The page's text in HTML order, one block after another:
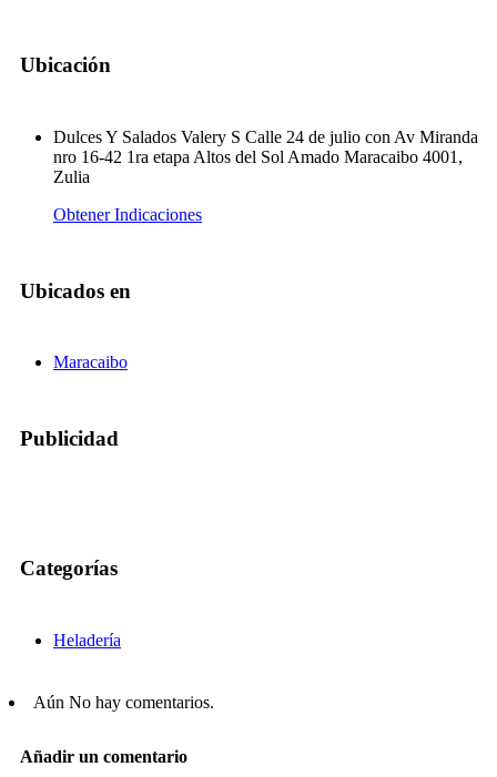
Ubicación
Dulces Y Salados Valery S Calle 24 de julio con Av Miranda
nro 16-42 1ra etapa Altos del Sol Amado Maracaibo 4001,
Zulia
Obtener Indicaciones
Ubicados en
Maracaibo
Publicidad
Categorías
Heladería
Aún No hay comentarios.
Añadir un comentario